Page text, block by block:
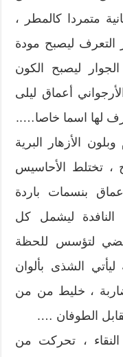
متمردا كالمطر ،
التعرف ليصبح مودة
ليصبح الكون
أعماق ليلى
لها اسما خاصا…..
الأزهار البرية
، تختلط الأحاسيس
بنسمات باردة
ليشمل كل
لتؤسس للحظة
ليأتي الشذى بألوان
، خليط من من
الطوفان ….
، تحركت من